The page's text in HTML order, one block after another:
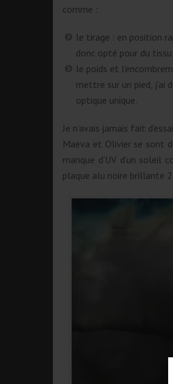
comme :
le tirage : en position
donc opté pour du
le poids et
mettre sur un pied, j’ai
optique unique.
Je n’avais jamais fait
Maeva et Olivier se sont
manque d’UV d’un
plaque alu noire brillante